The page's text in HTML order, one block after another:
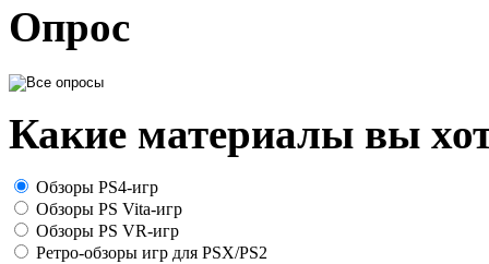
Опрос
Какие материалы вы
Обзоры PS4-игр
Обзоры PS Vita-игр
Обзоры PS VR-игр
Ретро-обзоры игр для PSX/PS2